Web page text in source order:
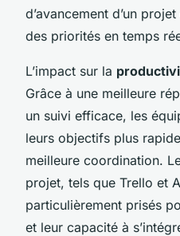
d’avancement d’un
des priorités en temps
L’impact sur la
Grâce à une meilleure
un suivi efficace, les
leurs objectifs plus
meilleure coordination.
projet, tels que Trello et
particulièrement prisés
et leur capacité à